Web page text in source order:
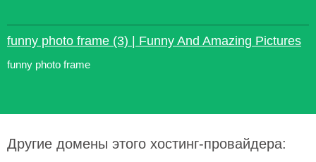
funny photo frame (3) | Funny And Amazing Pictures
funny photo frame
Другие домены этого хостинг-провайдера: